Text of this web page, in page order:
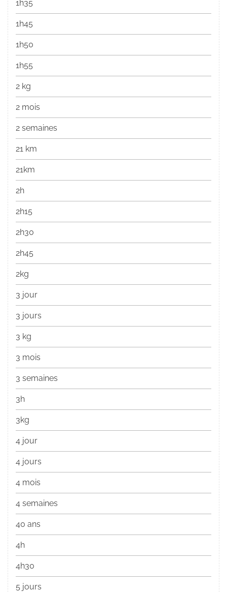
1h35
1h45
1h50
1h55
2 kg
2 mois
2 semaines
21 km
21km
2h
2h15
2h30
2h45
2kg
3 jour
3 jours
3 kg
3 mois
3 semaines
3h
3kg
4 jour
4 jours
4 mois
4 semaines
40 ans
4h
4h30
5 jours